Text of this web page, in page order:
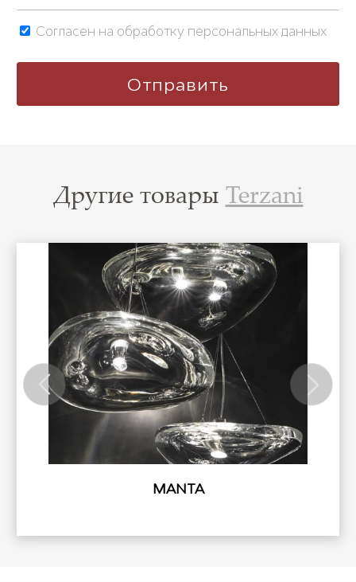
Согласен на обработку персональных данных
Другие товары Terzani
MANTA